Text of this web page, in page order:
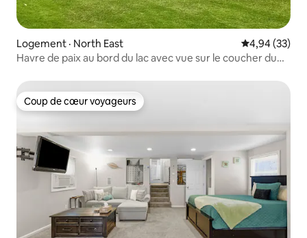
Logement · North East Note
4,94 (33)
Havre de paix au bord du lac avec vue sur le coucher du
Coup de cœur voyageurs
Coup de cœur voyageurs